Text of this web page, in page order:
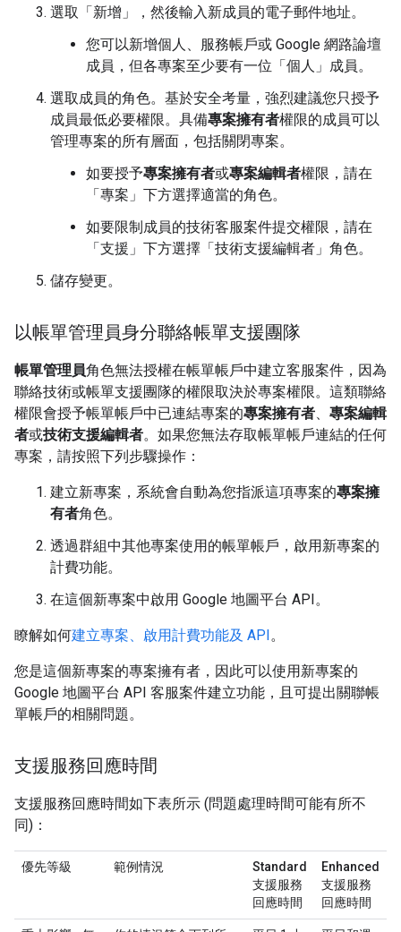
選取「新增」
，然後輸入新成員的電子郵件地址。
您可以新增個人、服務帳戶或 Google 網路論壇
成員，但各專案至少要有一位「個人」成員。
選取成員的角色。基於安全考量，強烈建議您只授予
成員最低必要權限。具備專案擁有者權限的成員可以
管理專案的所有層面，包括關閉專案。
如要授予專案擁有者或專案編輯者權限，請在
「專案」 下方選擇適當的角色。
如要限制成員的技術客服案件提交權限，請在
「支援」 下方選擇「技術支援編輯者」 角色。
儲存變更。
以帳單管理員身分聯絡帳單支援團隊
帳單管理員角色無法授權在帳單帳戶中建立客服案件，因為
聯絡技術或帳單支援團隊的權限取決於專案權限。這類聯絡
權限會授予帳單帳戶中已連結專案的專案擁有者
專案編輯
者或技術支援編輯者。如果您無法存取帳單帳戶連結的任何
專案，請按照下列步驟操作：
建立新專案，系統會自動為您指派這項專案的專案擁
有者角色。
透過群組中其他專案使用的帳單帳戶，啟用新專案的
計費功能。
在這個新專案中啟用 Google 地圖平台 API。
瞭解如何建立專案、啟用計費功能及 API。
您是這個新專案的專案擁有者，因此可以使用新專案的
Google 地圖平台 API 客服案件建立功能，且可提出關聯帳
單帳戶的相關問題。
支援服務回應時間
支援服務回應時間如下表所示 (問題處理時間可能有所不
同)：
優先等級 範例情況
Standard
支援服務
回應時間
Enhanced
支援服務
回應時間